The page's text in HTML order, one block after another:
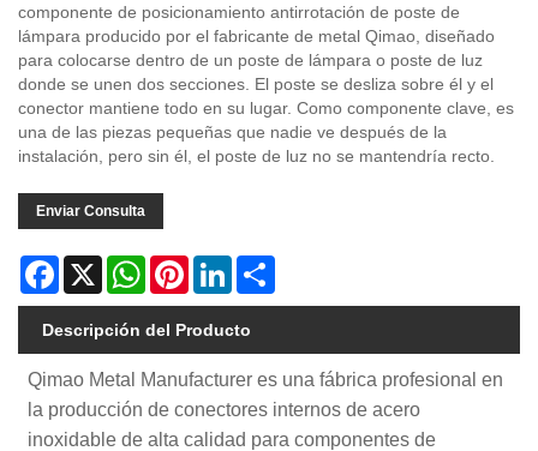
componente de posicionamiento antirrotación de poste de
lámpara producido por el fabricante de metal Qimao, diseñado
para colocarse dentro de un poste de lámpara o poste de luz
donde se unen dos secciones. El poste se desliza sobre él y el
conector mantiene todo en su lugar. Como componente clave, es
una de las piezas pequeñas que nadie ve después de la
instalación, pero sin él, el poste de luz no se mantendría recto.
Enviar Consulta
Facebook
X WhatsAppPinterestLinkedIn
Descripción del Producto
Qimao Metal Manufacturer es una fábrica profesional en
la producción de conectores internos de acero
inoxidable de alta calidad para componentes de